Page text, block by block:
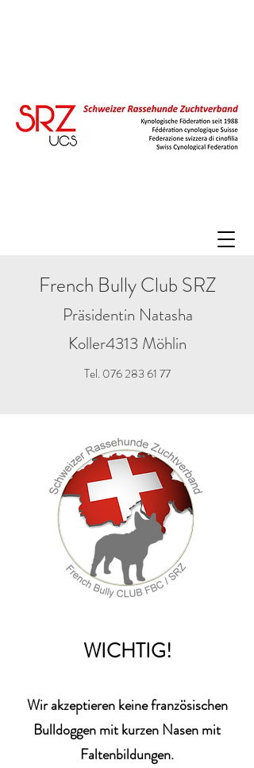
French Bully Club SRZ
Präsidentin Natasha
Koller4313 Möhlin
Tel.076 283 61 77
WICHTIG!
Wir akzeptieren keine französischen
Bulldoggen mit kurzen Nasen mit
Faltenbildungen.